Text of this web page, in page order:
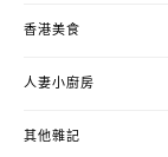
香港美食
人妻小廚房
其他雜記